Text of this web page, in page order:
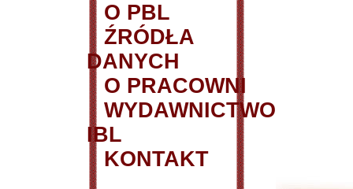
O PBL
ŹRÓDŁA
DANYCH
O PRACOWNI
WYDAWNICTWO
IBL
KONTAKT